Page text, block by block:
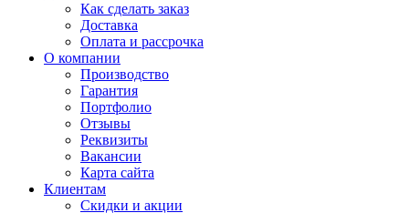
Как сделать заказ
Доставка
Оплата и рассрочка
О компании
Производство
Гарантия
Портфолио
Отзывы
Реквизиты
Вакансии
Карта сайта
Клиентам
Скидки и акции